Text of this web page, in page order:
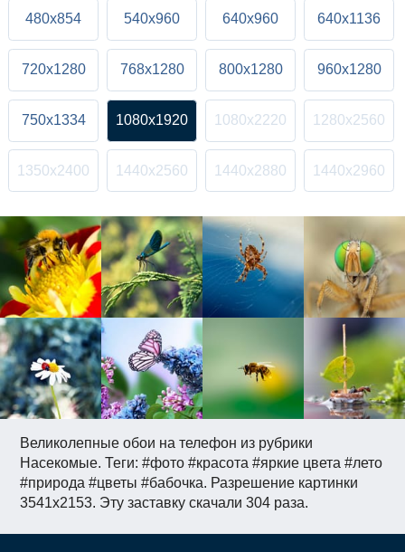
Великолепные обои на телефон из рубрики
Насекомые. Теги: #фото #красота #яркие цвета #лето
#природа #цветы #бабочка. Разрешение картинки
3541x2153. Эту заставку скачали 304 раза.
480x854 540x960 640x960 640x1136
720x1280 768x1280 800x1280 960x1280
750x1334 1080x1920 1080x2220 1280x2560
1350x2400 1440x2560 1440x2880 1440x2960